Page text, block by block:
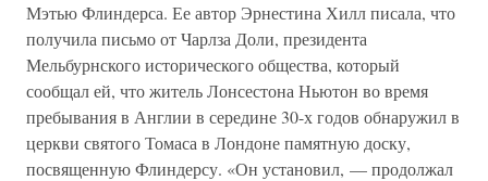
Мэтью Флиндерса. Ее автор Эрнестина Хилл писала, что
получила письмо от Чарлза Доли, президента
Мельбурнского исторического общества, который
сообщал ей, что житель Лонсестона Ньютон во время
пребывания в Англии в середине 30-х годов обнаружил в
церкви святого Томаса в Лондоне памятную доску,
посвященную Флиндерсу. «Он установил, — продолжал